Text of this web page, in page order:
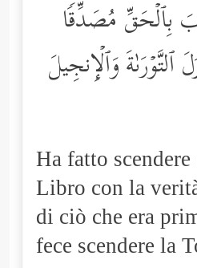
بِٱلۡحَقِّ مُصَدِّقࣰا
ٱلتَّوۡرَىٰةَ وَٱلۡإِنجِیلَ
Ha fatto
Libro con la
di ciò che era
fece scendere la